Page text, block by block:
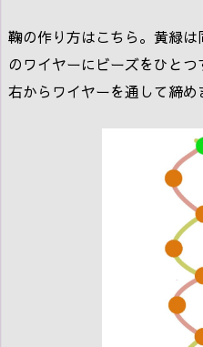
鞠の作り方はこちら。黄緑
のワイヤーにビーズをひと
右からワイヤーを通して締め